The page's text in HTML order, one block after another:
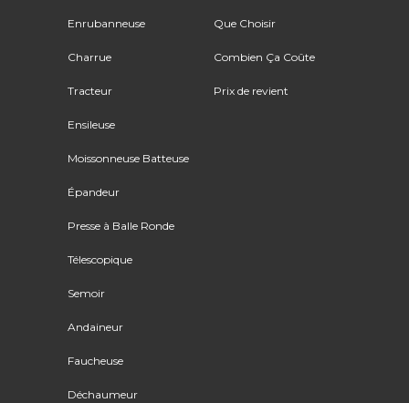
Enrubanneuse
Charrue
Tracteur
Ensileuse
Moissonneuse Batteuse
Épandeur
Presse à Balle Ronde
Télescopique
Semoir
Andaineur
Faucheuse
Déchaumeur
Que Choisir
Combien Ça Coûte
Prix de revient